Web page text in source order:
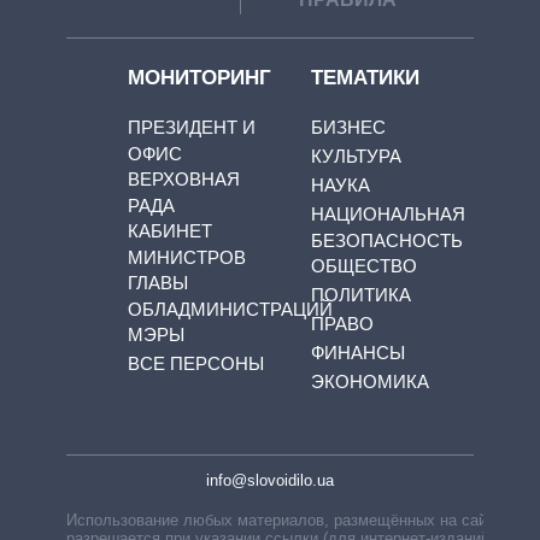
МОНИТОРИНГ
ПРЕЗИДЕНТ И
ОФИС
ВЕРХОВНАЯ
РАДА
КАБИНЕТ
МИНИСТРОВ
ГЛАВЫ
ОБЛАДМИНИСТРАЦИЙ
МЭРЫ
ВСЕ ПЕРСОНЫ
ТЕМАТИКИ
БИЗНЕС
КУЛЬТУРА
НАУКА
НАЦИОНАЛЬНАЯ
БЕЗОПАСНОСТЬ
ОБЩЕСТВО
ПОЛИТИКА
ПРАВО
ФИНАНСЫ
ЭКОНОМИКА
info@slovoidilo.ua
Использование любых материалов, размещённых на сайте,